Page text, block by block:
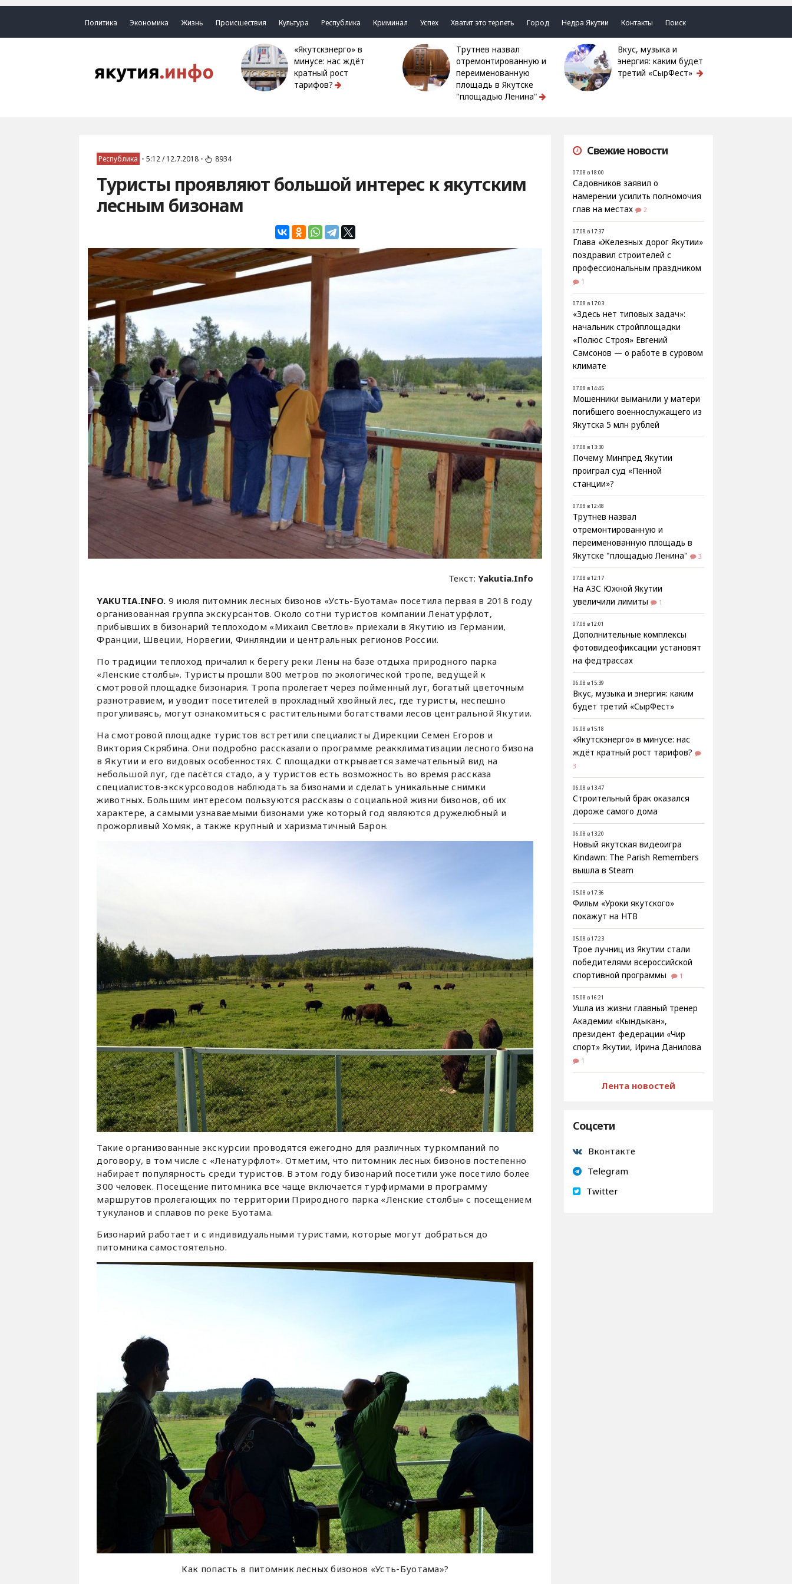
Политика Экономика Жизнь Происшествия Культура Республика Криминал Успех Хватит это терпеть Город Недра Якутии Контакты Поиск
«Якутскэнерго» в
минусе: нас ждёт
кратный рост
тарифов?
Трутнев назвал
отремонтированную и
переименованную
площадь в Якутске
"площадью Ленина"
Вкус, музыка и
энергия: каким будет
третий «СырФест»
Республика • 5:12 / 12.7.2018 • 8934
Туристы проявляют большой интерес к якутским
лесным бизонам
Текст:Yakutia.Info
YAKUTIA.INFO. 9 июля питомник лесных бизонов «Усть-Буотама» посетила первая в 2018 году
организованная группа экскурсантов. Около сотни туристов компании Ленатурфлот,
прибывших в бизонарий теплоходом «Михаил Светлов» приехали в Якутию из Германии,
Франции, Швеции, Норвегии, Финляндии и центральных регионов России.
По традиции теплоход причалил к берегу реки Лены на базе отдыха природного парка
«Ленские столбы». Туристы прошли 800 метров по экологической тропе, ведущей к
смотровой площадке бизонария. Тропа пролегает через пойменный луг, богатый цветочным
разнотравием, и уводит посетителей в прохладный хвойный лес, где туристы, неспешно
прогуливаясь, могут ознакомиться с растительными богатствами лесов центральной Якутии.
На смотровой площадке туристов встретили специалисты Дирекции Семен Егоров и
Виктория Скрябина. Они подробно рассказали о программе реакклиматизации лесного бизона
в Якутии и его видовых особенностях. С площадки открывается замечательный вид на
небольшой луг, где пасётся стадо, а у туристов есть возможность во время рассказа
специалистов-экскурсоводов наблюдать за бизонами и сделать уникальные снимки
животных. Большим интересом пользуются рассказы о социальной жизни бизонов, об их
характере, а самыми узнаваемыми бизонами уже который год являются дружелюбный и
прожорливый Хомяк, а также крупный и харизматичный Барон.
Такие организованные экскурсии проводятся ежегодно для различных туркомпаний по
договору, в том числе с «Ленатурфлот». Отметим, что питомник лесных бизонов постепенно
набирает популярность среди туристов. В этом году бизонарий посетили уже посетило более
300 человек. Посещение питомника все чаще включается турфирмами в программу
маршрутов пролегающих по территории Природного парка «Ленские столбы» с посещением
тукуланов и сплавов по реке Буотама.
Бизонарий работает и с индивидуальными туристами, которые могут добраться до
питомника самостоятельно.
Как попасть в питомник лесных бизонов «Усть-Буотама»?
Свежие новости
07.08 в 18:00
Садовников заявил о
намерении усилить полномочия
глав на местах
2
07.08 в 17:37
Глава «Железных дорог Якутии»
поздравил строителей с
профессиональным праздником
1
07.08 в 17:03
«Здесь нет типовых задач»:
начальник стройплощадки
«Полюс Строя» Евгений
Самсонов — о работе в суровом
климате
07.08 в 14:45
Мошенники выманили у матери
погибшего военнослужащего из
Якутска 5 млн рублей
07.08 в 13:30
Почему Минпред Якутии
проиграл суд «Пенной
станции»?
07.08 в 12:48
Трутнев назвал
отремонтированную и
переименованную площадь в
Якутске "площадью Ленина"
3
07.08 в 12:17
На АЗС Южной Якутии
увеличили лимиты
1
07.08 в 12:01
Дополнительные комплексы
фотовидеофиксации установят
на федтрассах
06.08 в 15:39
Вкус, музыка и энергия: каким
будет третий «СырФест»
06.08 в 15:18
«Якутскэнерго» в минусе: нас
ждёт кратный рост тарифов?
3
06.08 в 13:47
Строительный брак оказался
дороже самого дома
06.08 в 13:20
Новый якутская видеоигра
Kindawn: The Parish Remembers
вышла в Steam
05.08 в 17:36
Фильм «Уроки якутского»
покажут на НТВ
05.08 в 17:23
Трое лучниц из Якутии стали
победителями всероссийской
спортивной программы
1
05.08 в 16:21
Ушла из жизни главный тренер
Академии «Кындыкан»,
президент федерации «Чир
спорт» Якутии, Ирина Данилова
1
Лента новостей
Соцсети
Вконтакте
Telegram
Twitter